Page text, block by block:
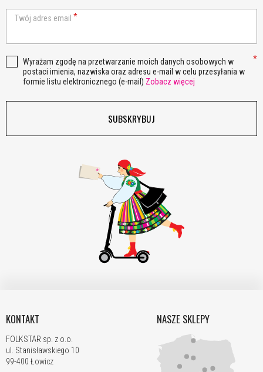
Twój adres email
SUBSKRYBUJ
Wyrażam zgodę na przetwarzanie moich danych osobowych w
postaci imienia, nazwiska oraz adresu e-mail w celu przesyłania w
formie listu elektronicznego (e-mail) Zobacz więcej
KONTAKT
FOLKSTAR sp. z o.o.
ul. Stanisławskiego 10
99-400 Łowicz
NASZE SKLEPY